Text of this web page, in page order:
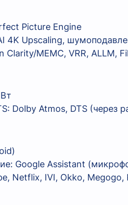
Picture Engine
4K Upscaling,
MEMC, VRR, ALLM,
Dolby Atmos, DTS (через
Google Assistant
Netflix, IVI, Okko, Megogo,